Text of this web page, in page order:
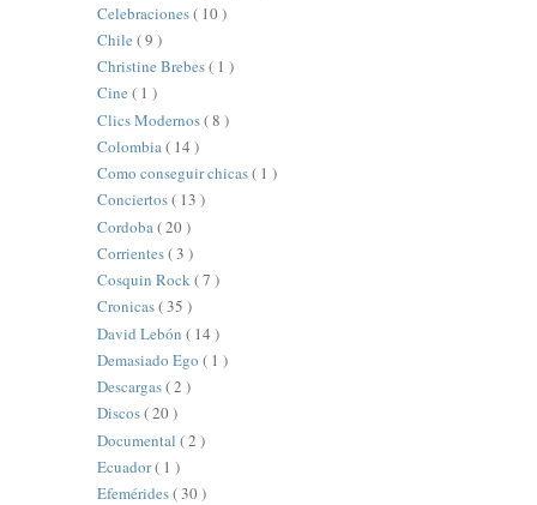
Celebraciones( 10 )
Chile ( 9 )
Christine Brebes( 1 )
Cine ( 1 )
Clics Modernos( 8 )
Colombia( 14 )
Como conseguir chicas( 1 )
Conciertos( 13 )
Cordoba ( 20 )
Corrientes( 3 )
Cosquin Rock( 7 )
Cronicas( 35 )
David Lebón ( 14 )
Demasiado Ego ( 1 )
Descargas( 2 )
Discos( 20 )
Documental ( 2 )
Ecuador( 1 )
Efemérides( 30 )